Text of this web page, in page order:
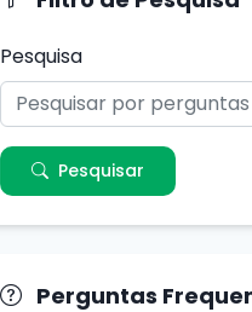
Pesquisa
Pesquisar
Perguntas